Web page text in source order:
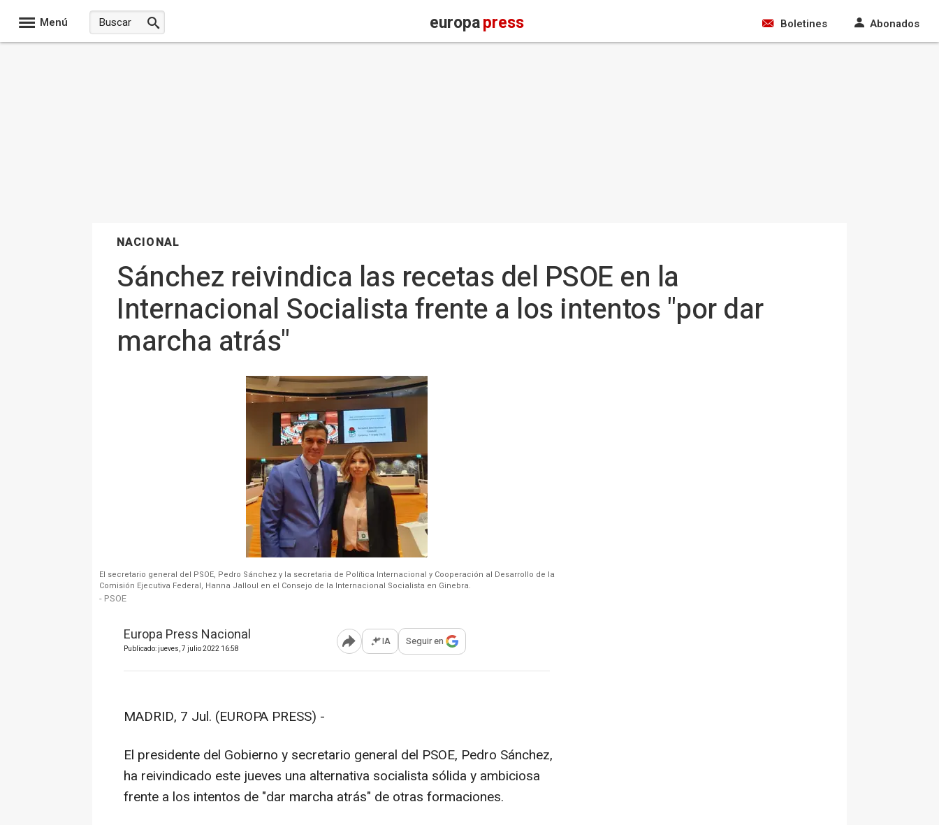
Menú europapress Boletines Abonados
NACIONAL
Sánchez reivindica las recetas del PSOE en la
Internacional Socialista frente a los intentos "por dar
marcha atrás"
El secretario general del PSOE, Pedro Sánchez y la secretaria de Política Internacional y Cooperación al Desarrollo de la
Comisión Ejecutiva Federal, Hanna Jalloul en el Consejo de la Internacional Socialista en Ginebra.
- PSOE
Europa Press Nacional
Publicado: jueves, 7 julio 2022 16:58 Abrir opciones para compartir
IA Seguir en
MADRID, 7 Jul. (EUROPA PRESS) -
El presidente del Gobierno y secretario general del PSOE, Pedro Sánchez,
ha reivindicado este jueves una alternativa socialista sólida y ambiciosa
frente a los intentos de "dar marcha atrás" de otras formaciones.